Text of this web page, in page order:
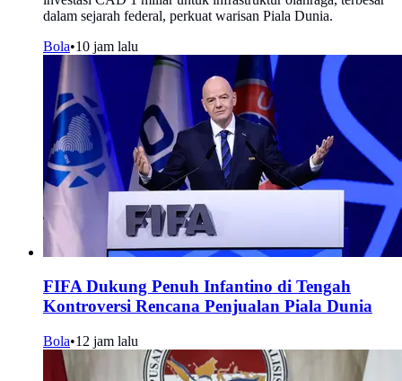
dalam sejarah federal, perkuat warisan Piala Dunia.
Bola•10 jam lalu
FIFA Dukung Penuh Infantino di Tengah
Kontroversi Rencana Penjualan Piala Dunia
Bola•12 jam lalu